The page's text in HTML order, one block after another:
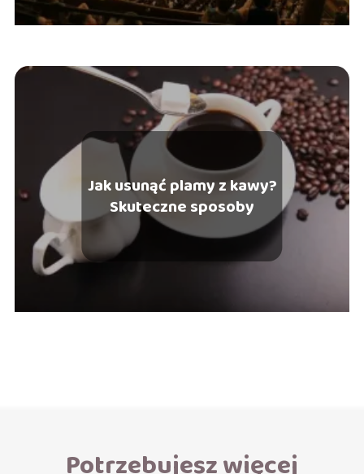
Jak usunąć plamy z kawy?
Skuteczne sposoby